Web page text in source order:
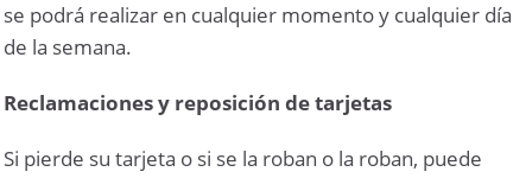
se podrá realizar en cualquier momento y cualquier día
de la semana.
Reclamaciones y reposición de tarjetas
Si pierde su tarjeta o si se la roban o la roban, puede